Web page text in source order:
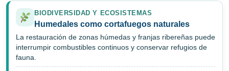
BIODIVERSIDAD Y ECOSISTEMAS
Humedales como cortafuegos naturales
La restauración de zonas húmedas y franjas ribereñas puede
interrumpir combustibles continuos y conservar refugios de
fauna.